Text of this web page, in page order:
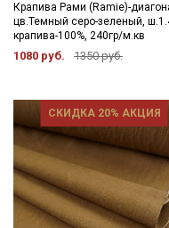
Крапива Рами (Ramie)-
цв.Темный серо-зеленый,
крапива-100%, 240гр/м.кв
1080 руб. 1350 руб.
СКИДКА 20% АКЦИЯ